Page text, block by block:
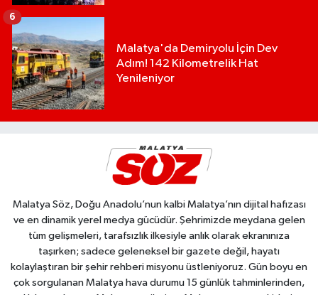
Malatya'da Demiryolu İçin Dev
Adım! 142 Kilometrelik Hat
Yenileniyor
6
Malatya Söz, Doğu Anadolu’nun kalbi Malatya’nın dijital hafızası
ve en dinamik yerel medya gücüdür. Şehrimizde meydana gelen
tüm gelişmeleri, tarafsızlık ilkesiyle anlık olarak ekranınıza
taşırken; sadece geleneksel bir gazete değil, hayatı
kolaylaştıran bir şehir rehberi misyonu üstleniyoruz. Gün boyu en
çok sorgulanan Malatya hava durumu 15 günlük tahminlerinden,